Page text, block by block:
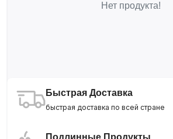
Нет продукта!
Быстрая Доставка
быстрая доставка по всей стране
Подлинные Продукты